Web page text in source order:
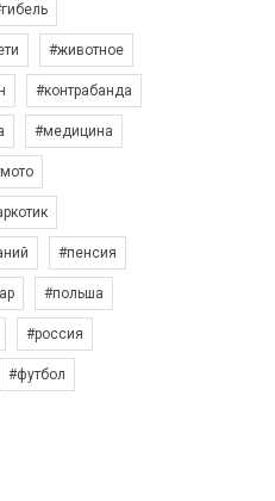
#животное
#контрабанда
#медицина
#пенсия
#польша
#россия
#футбол